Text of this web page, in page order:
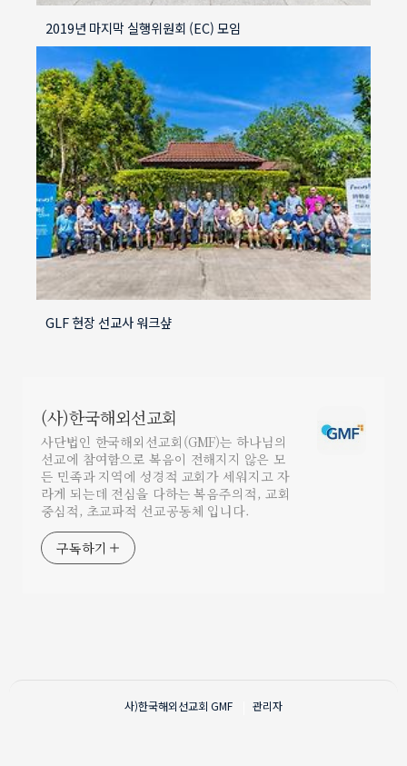
2019년 마지막 실행위원회 (EC) 모임
GLF 현장 선교사 워크샾
(사)한국해외선교회
사단법인 한국해외선교회(GMF)는 하나님의
선교에 참여함으로 복음이 전해지지 않은 모
든 민족과 지역에 성경적 교회가 세워지고 자
라게 되는데 전심을 다하는 복음주의적, 교회
중심적, 초교파적 선교공동체 입니다.
구독하기
사)한국해외선교회 GMF 관리자